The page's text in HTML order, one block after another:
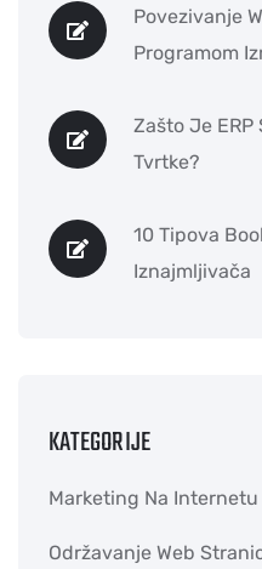
Povezivanje
Programom
Zašto Je ERP
Tvrtke?
10 Tipova
Iznajmljivača
KATEGORIJE
Marketing Na Internetu
Održavanje Web